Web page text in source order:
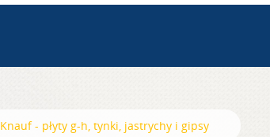
Knauf - płyty g-h, tynki, jastrychy i gipsy